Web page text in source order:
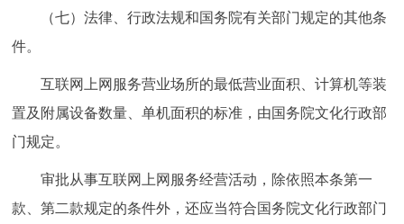
（七）法律、行政法规和国务院有关部门规定的其他条
件。
互联网上网服务营业场所的最低营业面积、计算机等装
置及附属设备数量、单机面积的标准，由国务院文化行政部
门规定。
审批从事互联网上网服务经营活动，除依照本条第一
款、第二款规定的条件外，还应当符合国务院文化行政部门